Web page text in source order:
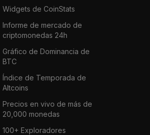
Widgets de CoinStats
Informe de mercado de
criptomonedas 24h
Gráfico de Dominancia de
BTC
Índice de Temporada de
Altcoins
Precios en vivo de más de
20,000 monedas
100+ Exploradores